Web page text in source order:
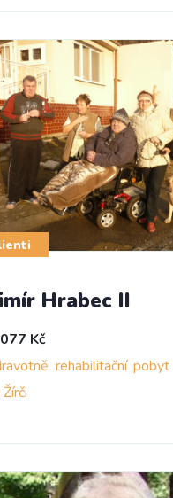
Hrabec II
Kč
rehabilitační